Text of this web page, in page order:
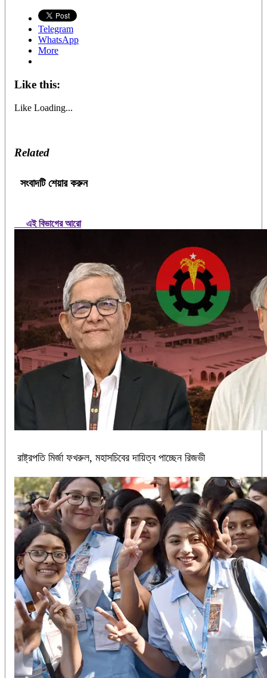
Telegram
WhatsApp
More
Like this:
Like Loading...
Related
সংবাদটি শেয়ার করুন
এই বিভাগের আরো
রাষ্ট্রপতি মির্জা ফখরুল, মহাসচিবের দায়িত্ব পাচ্ছেন রিজভী